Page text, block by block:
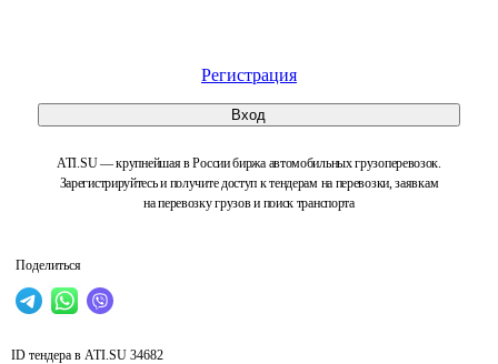
Регистрация
Вход
ATI.SU — крупнейшая в России биржа автомобильных грузоперевозок.
Зарегистрируйтесь и получите доступ к тендерам на перевозки, заявкам
на перевозку грузов и поиск транспорта
Поделиться
ID тендера в ATI.SU 34682